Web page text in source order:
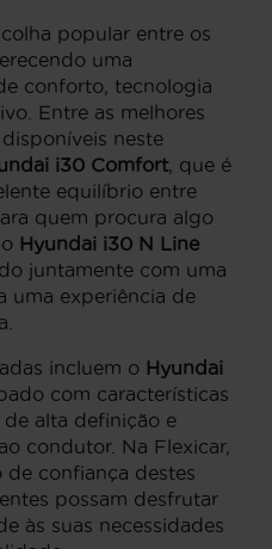
popular entre os
uma
conforto, tecnologia
Entre as melhores
neste
i30 Comfort , que é
equilíbrio entre
quem procura algo
Hyundai i30 N Line
juntamente com uma
uma experiência de
incluem o Hyundai
com características
alta definição e
condutor. Na Flexicar,
de confiança destes
possam desfrutar
às suas necessidades